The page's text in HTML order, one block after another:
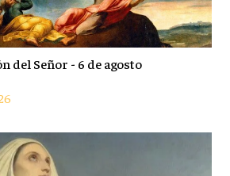
del Señor - 6 de agosto